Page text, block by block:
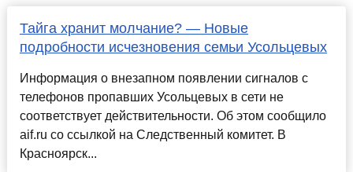
Тайга хранит молчание? — Новые
подробности исчезновения семьи Усольцевых
Информация о внезапном появлении сигналов с
телефонов пропавших Усольцевых в сети не
соответствует действительности. Об этом сообщило
aif.ru со ссылкой на Следственный комитет. В
Красноярск...